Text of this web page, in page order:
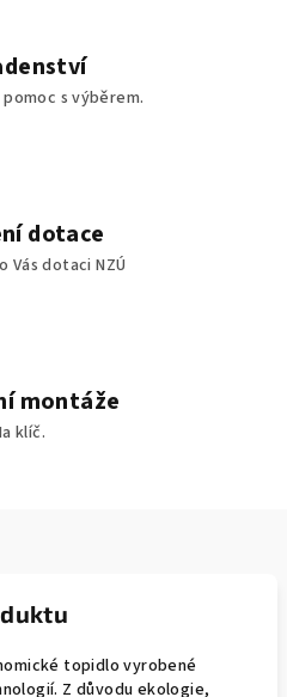
s výběrem.
dotace
Vás dotaci NZÚ
montáže
klíč.
topidlo vyrobené
Z důvodu ekologie,